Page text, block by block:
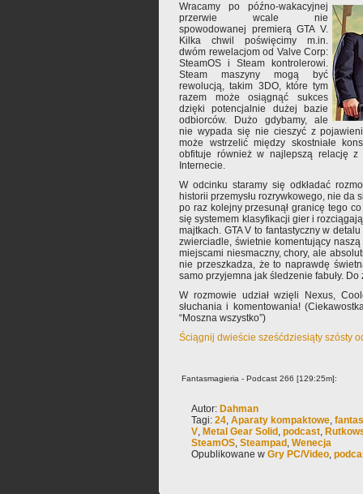
Wracamy po późno-wakacyjnej
przerwie wcale nie
spowodowanej premierą GTA V.
Kilka chwil poświęcimy m.in.
dwóm rewelacjom od Valve Corp:
SteamOS i Steam kontrolerowi.
Steam maszyny mogą być
rewolucją, takim 3DO, które tym
razem może osiągnąć sukces
dzięki potencjalnie dużej bazie
odbiorców. Dużo gdybamy, ale
nie wypada się nie cieszyć z
może wstrzelić między skostniałe
obfituje również w najlepszą relację
Internecie.
W odcinku staramy się odkładać
historii przemysłu rozrywkowego, nie da
po raz kolejny przesunął granicę tego
się systemem klasyfikacji gier i
majtkach. GTA V to fantastyczny w
zwierciadle, świetnie komentujący
miejscami niesmaczny, chory, ale
nie przeszkadza, że to naprawdę
samo przyjemna jak śledzenie fabuły.
W rozmowie udział wzięli Nexus,
słuchania i komentowania!
“Moszna wszystko”)
Ściągnij dwieście sześćdziesiąty szósty
Fantasmagieria - Podcast 266 [129:25m]:
Autor: Dahman
Tagi: 24, Aparaty kompaktowe,
V, Metal Gear Solid , podcast,
SteamOS, Steampad , Wenecja
Opublikowane w Gry PC/Video,